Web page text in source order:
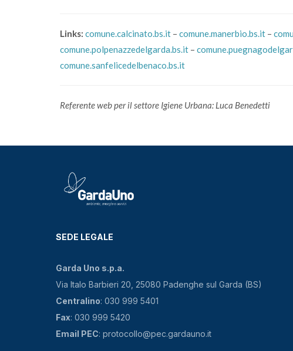
Links: comune.calcinato.bs.it – comune.manerbio.bs.it –
comune.polpenazzedelgarda.bs.it –
comune.sanfelicedelbenaco.bs.it
Referente web per il settore Igiene Urbana: Luca Benedetti
SEDE LEGALE
Garda Uno s.p.a.
Via Italo Barbieri 20, 25080 Padenghe sul Garda (BS)
Centralino: 030 999 5401
Fax: 030 999 5420
Email PEC: protocollo@pec.gardauno.it